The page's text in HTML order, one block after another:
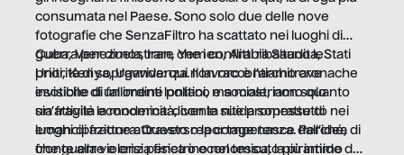
consumata nel Paese. Sono solo due delle nove
fotografie che SenzaFiltro ha scattato nei luoghi di
guerra per dimostrare che i conflitti ribaltano le
priorità di sopravvivenza. Il lavoro è l’architrave
invisibile di un ordine politico e sociale, non solo
un’attività economica: diventa nitida soprattutto nei
luoghi di frattura. Questo reportage nasce dall’idea
che guerre e crisi penetrino nel tessuto più intimo
Cuba, Venezuela, Iran, Yemen, Arabia Saudita, Stati
Uniti, Kenya, Uganda: qui non raccontiamo cronache
esotiche di fallimenti lontani, ma mostriamo quanto
sia fragile la modernità, con le sue promesse di
emancipazione attraverso la competenza. Perché, di
fronte alla violenza fisica o economica, la piramide del